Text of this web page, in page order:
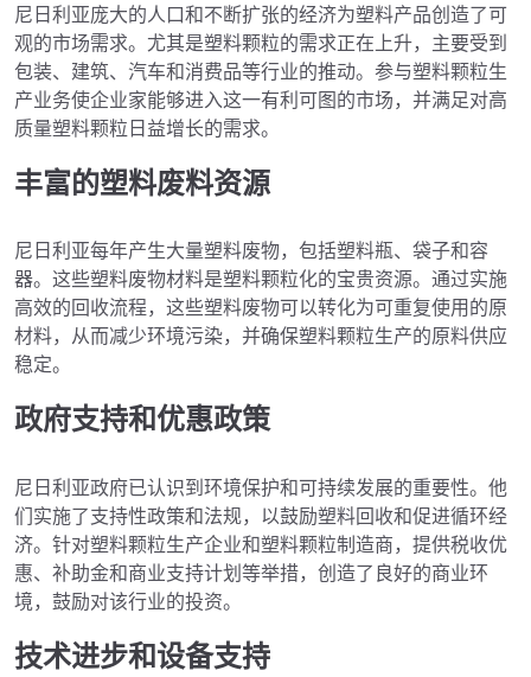
尼日利亚庞大的人口和不断扩张的经济为塑料产品创造了可
观的市场需求。尤其是塑料颗粒的需求正在上升，主要受到
包装、建筑、汽车和消费品等行业的推动。参与塑料颗粒生
产业务使企业家能够进入这一有利可图的市场，并满足对高
质量塑料颗粒日益增长的需求。
丰富的塑料废料资源
尼日利亚每年产生大量塑料废物，包括塑料瓶、袋子和容
器。这些塑料废物材料是塑料颗粒化的宝贵资源。通过实施
高效的回收流程，这些塑料废物可以转化为可重复使用的原
材料，从而减少环境污染，并确保塑料颗粒生产的原料供应
稳定。
政府支持和优惠政策
尼日利亚政府已认识到环境保护和可持续发展的重要性。他
们实施了支持性政策和法规，以鼓励塑料回收和促进循环经
济。针对塑料颗粒生产企业和塑料颗粒制造商，提供税收优
惠、补助金和商业支持计划等举措，创造了良好的商业环
境，鼓励对该行业的投资。
技术进步和设备支持